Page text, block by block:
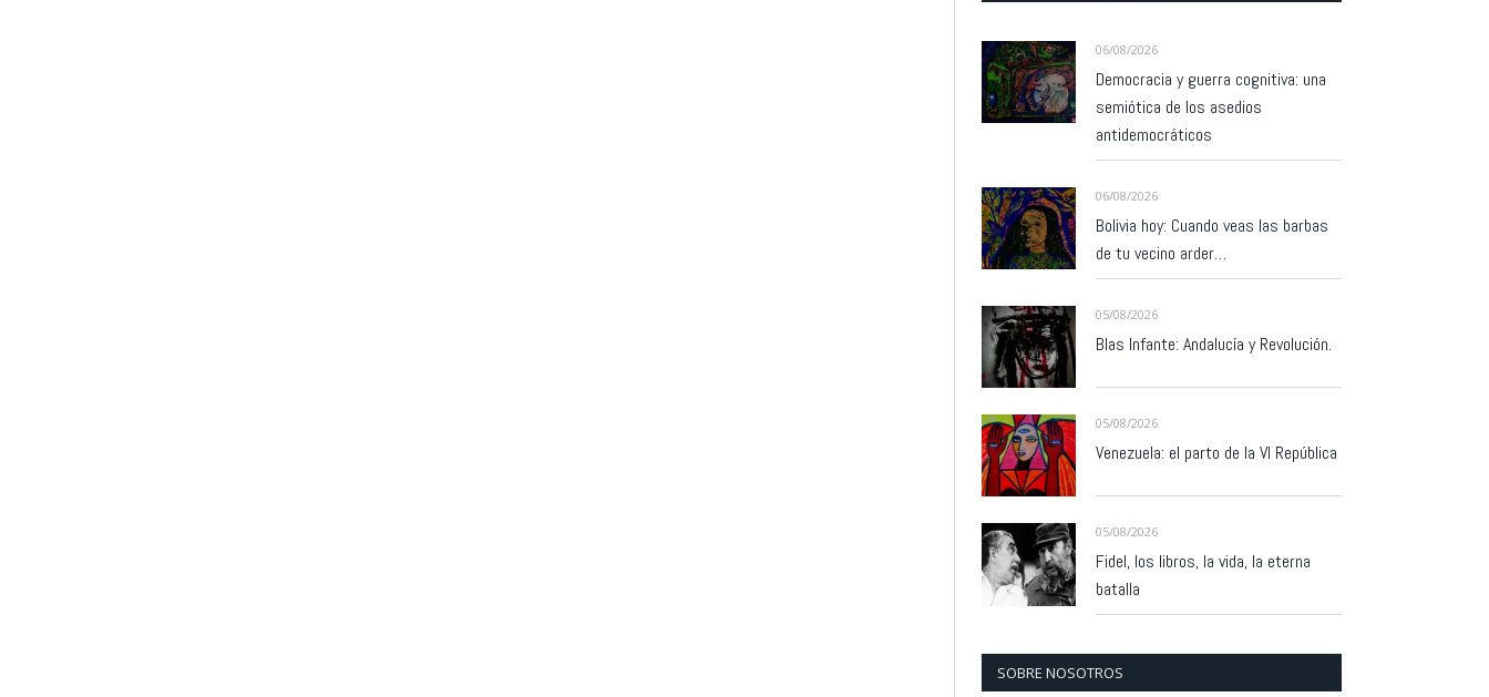
06/08/2026
Democracia y guerra cognitiva: una
semiótica de los asedios
antidemocráticos
06/08/2026
Bolivia hoy: Cuando veas las barbas
de tu vecino arder…
05/08/2026
Blas Infante: Andalucía y Revolución.
05/08/2026
Venezuela: el parto de la VI República
05/08/2026
Fidel, los libros, la vida, la eterna
batalla
SOBRE NOSOTROS